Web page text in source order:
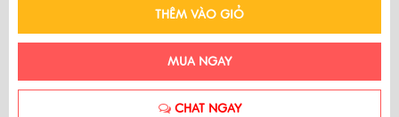
THÊM VÀO GIỎ
MUA NGAY
CHAT NGAY